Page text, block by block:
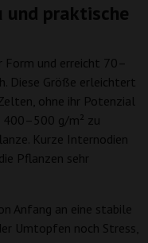
und praktische
Form und erreicht 70–
Diese Größe erleichtert
ohne ihr Potenzial
400–500 g/m² zu
Kurze Internodien
Pflanzen sehr
Anfang an eine stabile
Umtopfen noch Stress,